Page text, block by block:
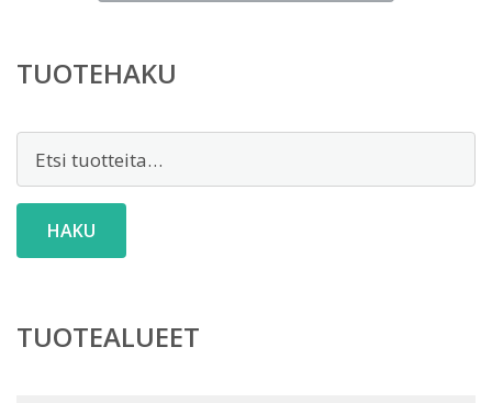
TUOTEHAKU
HAKU
TUOTEALUEET